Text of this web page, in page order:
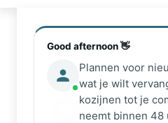
Bel ons
(+31)
Mail ons
Good afternoon 👋
Plannen voor
wat je wilt
kozijnen tot je
neemt binnen 48